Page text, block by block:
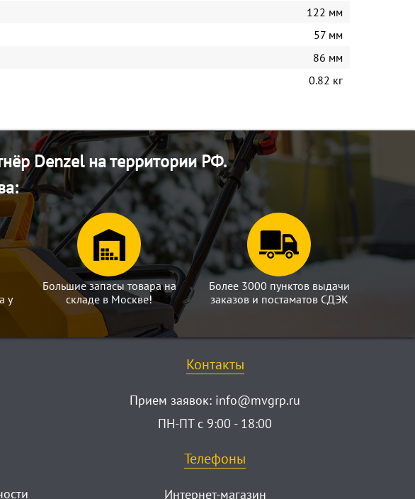
122 мм
57 мм
86 мм
0.82 кг
Denzel на территории РФ.
у
Большие запасы товара на
складе в Москве!
Более 3000 пунктов выдачи
заказов и постаматов СДЭК
Контакты
Прием заявок: info@mvgrp.ru
ПН-ПТ с 9:00 - 18:00
Телефоны
Интернет-магазин